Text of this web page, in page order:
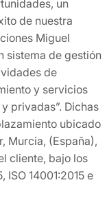
un
de nuestra
Miguel
sistema de gestión
de
y servicios
privadas”. Dichas
ubicado
Murcia, (España),
cliente, bajo los
ISO 14001:2015 e